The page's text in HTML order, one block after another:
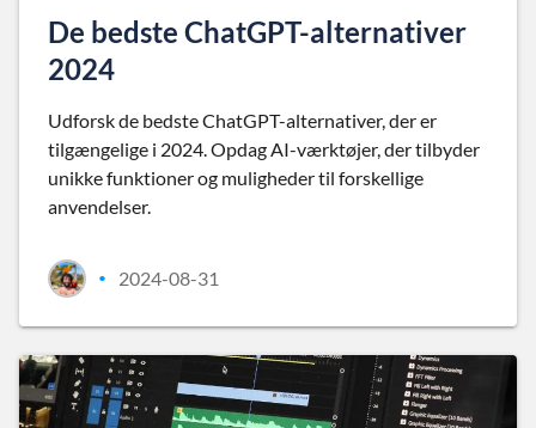
De bedste ChatGPT-alternativer
2024
Udforsk de bedste ChatGPT-alternativer, der er
tilgængelige i 2024. Opdag AI-værktøjer, der tilbyder
unikke funktioner og muligheder til forskellige
anvendelser.
• 2024-08-31